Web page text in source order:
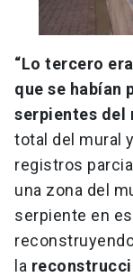
“Lo tercero
que se habían
serpientes del
total del mural
registros
una zona del
serpiente en
la